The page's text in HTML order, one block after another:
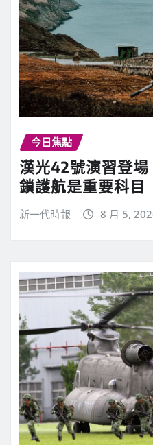
今日焦點
漢光42號演習登
鎖護航是重要科目
新一代時報 8 月 5,